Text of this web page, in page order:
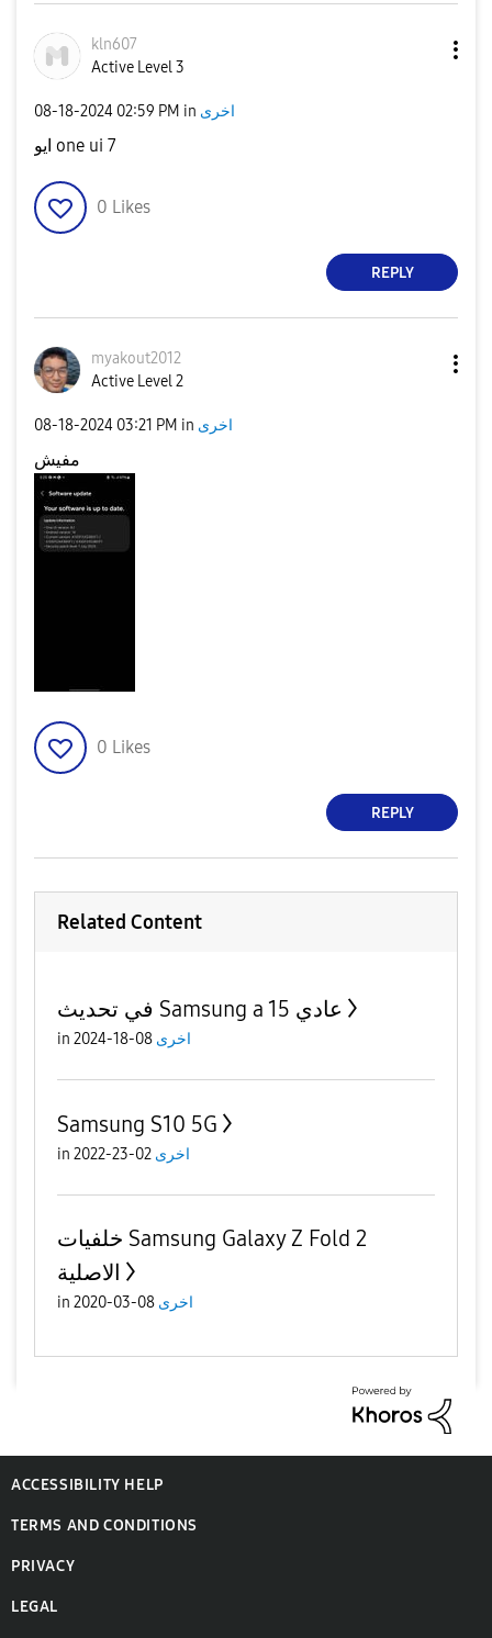
kln607
Active Level 3
‎08-18-2024 02:59 PM in اخرى
ايو one ui 7
0 Likes
REPLY
myakout2012
Active Level 2
‎08-18-2024 03:21 PM in اخرى
مفيش
0 Likes
REPLY
Related Content
في تحديث Samsung a 15 عادي
in اخرى 08-18-2024
Samsung S10 5G
in اخرى 02-23-2022
خلفيات Samsung Galaxy Z Fold 2
الاصلية
in اخرى 08-03-2020
ACCESSIBILITY HELP
TERMS AND CONDITIONS
PRIVACY
LEGAL